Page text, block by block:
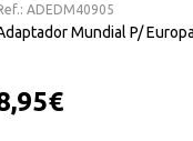
ADEDM40905
Mundial P/ Europa
€